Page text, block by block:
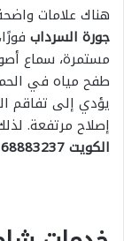
هناك علامات
جورة السرداب
مستمرة، سماع
طفح مياه في
يؤدي إلى تفاقم
إصلاح مرتفعة.
الكويت 68883237